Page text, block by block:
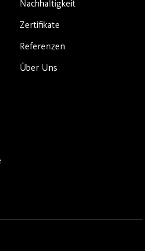
Nachhaltigkeit
Zertifikate
Referenzen
Über Uns